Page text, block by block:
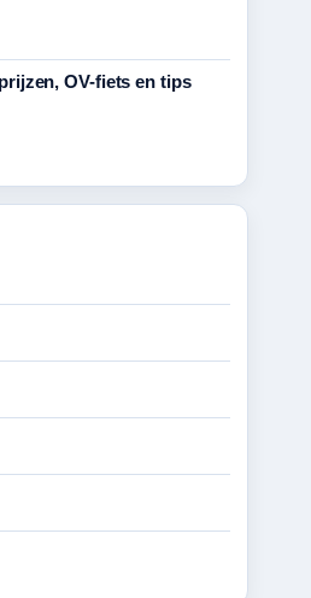
OV-fiets en tips